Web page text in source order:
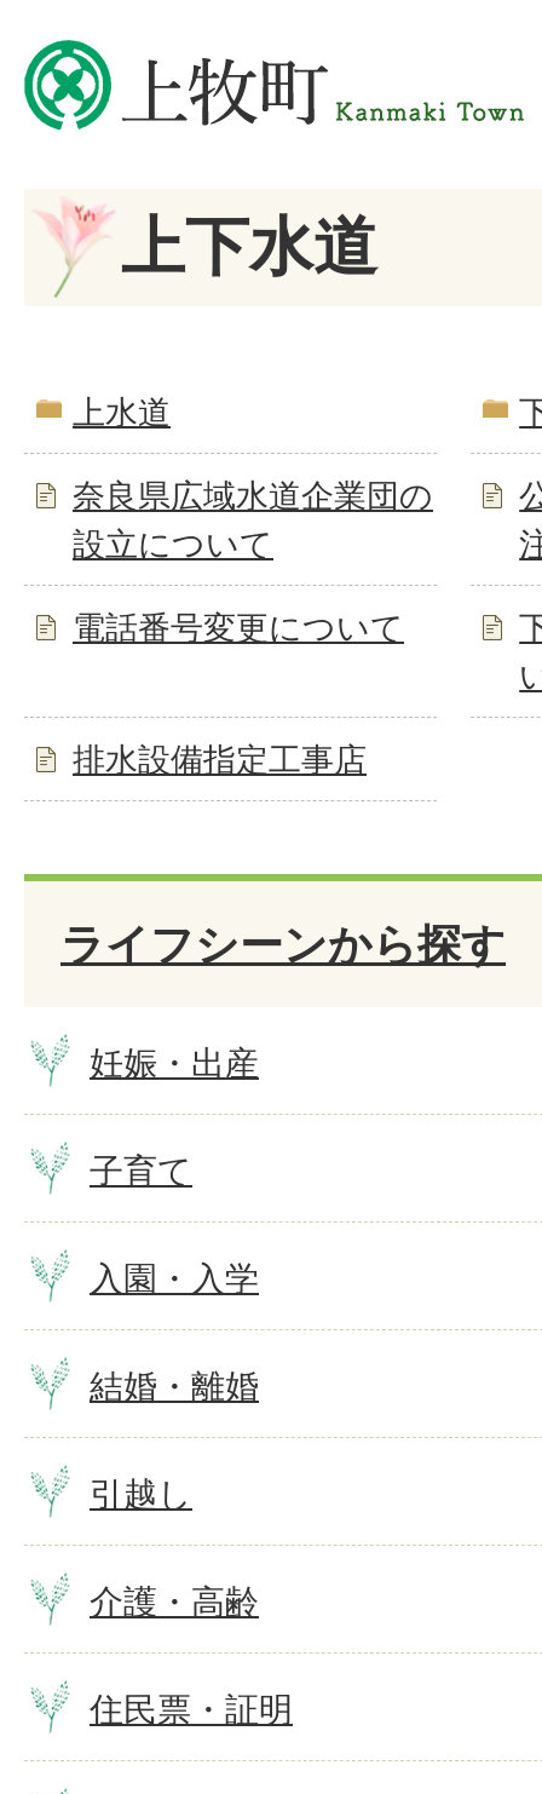
上下水道
上水道
奈良県広域水道企業団の
設立について
電話番号変更について
排水設備指定工事店
ライフシーンから探す
妊娠・出産
子育て
入園・入学
結婚・離婚
引越し
介護・高齢
住民票・証明